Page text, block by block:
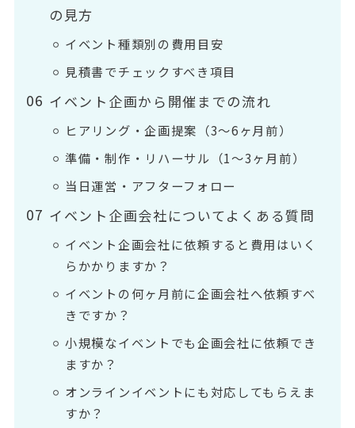
の見方
イベント種類別の費用目安
見積書でチェックすべき項目
イベント企画から開催までの流れ
ヒアリング・企画提案（3～6ヶ月前）
準備・制作・リハーサル（1～3ヶ月前）
当日運営・アフターフォロー
イベント企画会社についてよくある質問
イベント企画会社に依頼すると費用はいく
らかかりますか？
イベントの何ヶ月前に企画会社へ依頼すべ
きですか？
小規模なイベントでも企画会社に依頼でき
ますか？
オンラインイベントにも対応してもらえま
すか？